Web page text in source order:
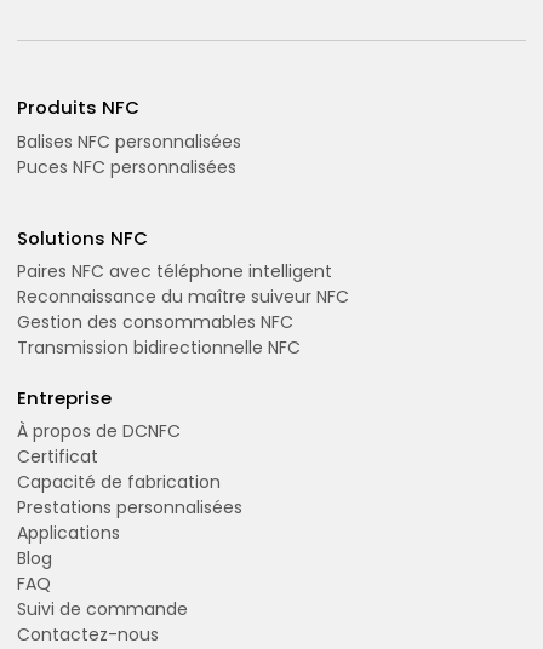
Produits NFC
Balises NFC personnalisées
Puces NFC personnalisées
Solutions NFC
Paires NFC avec téléphone intelligent
Reconnaissance du maître suiveur NFC
Gestion des consommables NFC
Transmission bidirectionnelle NFC
Entreprise
À propos de DCNFC
Certificat
Capacité de fabrication
Prestations personnalisées
Applications
Blog
FAQ
Suivi de commande
Contactez-nous